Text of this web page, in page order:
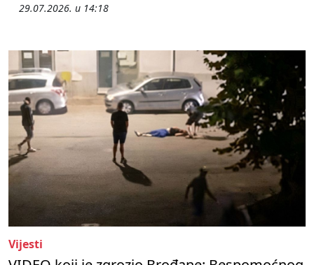
29.07.2026. u 14:18
Vijesti